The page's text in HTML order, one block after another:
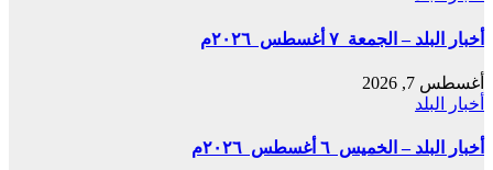
أخبار البلد – الجمعة ٧ أغسطس ٢٠٢٦م
أغسطس 7, 2026
أخبار البلد
أخبار البلد – الخميس ٦ أغسطس ٢٠٢٦م